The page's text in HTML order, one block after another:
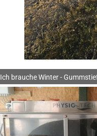
Ich brauche Winter -